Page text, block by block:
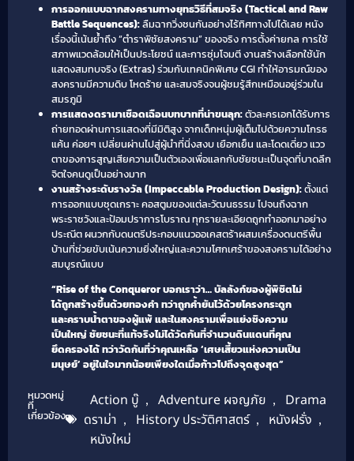
การออกแบบฉากสงครามทางยุทธวิธีที่สมจริง (Tactical and Raw
Battle Sequences):ลืมฉากวิ่งชนกันอย่างไร้ทิศทางไปได้เลย หนัง
เรื่องนี้เน้นย้ำถึง “ตำราพิชัยสงคราม” ของจริง การตั้งค่ายกล การใช้
สภาพแวดล้อมให้เป็นประโยชน์ และการซุ่มโจมตี งานสร้างเลือกใช้นัก
แสดงสมทบจริง (Extras) ร่วมกับเทคนิคพิเศษ CGI ทำให้อารมณ์ของ
สงครามมีความดิบ โหดร้าย และสมจริงจนผู้ชมรู้สึกเหมือนอยู่ร่วมใน
สมรภูมิ
การแสดงดรามาเชือดเฉือนบทบาทที่น่าขนลุก:ตัวละครเอกได้รับการ
ถ่ายทอดผ่านการแสดงที่มีมิติสูง จากเด็กหนุ่มผู้เต็มไปด้วยความโกรธ
แค้น ค่อยๆ เปลี่ยนผ่านไปสู่ผู้นำที่นิ่งสงบ เยือกเย็น และโดดเดี่ยว แวว
ตาของการสูญเสียความเป็นตัวเองเพื่อแลกกับชัยชนะเป็นจุดที่บาดลึก
จิตใจคนดูเป็นอย่างมาก
งานสร้างระดับรางวัล (Impeccable Production Design):ตั้งแต่
การออกแบบชุดเกราะ คอสตูมของแต่ละวัฒนธรรม ไปจนถึงฉาก
พระราชวังและป้อมปราการโบราณ ทุกรายละเอียดถูกทำออกมาอย่าง
ประณีต ผนวกกับดนตรีประกอบแนวออเคสตร้าผสมเครื่องดนตรีพื้น
บ้านที่ช่วยขับเน้นความยิ่งใหญ่และความโศกเศร้าของสงครามได้อย่าง
สมบูรณ์แบบ
“Rise of the Conqueror บอกเราว่า… บัลลังก์ของผู้พิชิตไม่
ได้ถูกสร้างขึ้นด้วยทองคำ ทว่าถูกค้ำยันไว้ด้วยโครงกระดูก
และคราบน้ำตาของผู้แพ้ และในสงครามเพื่อแย่งชิงความ
เป็นใหญ่ ชัยชนะที่แท้จริงไม่ได้วัดกันที่จำนวนดินแดนที่คุณ
ยึดครองได้ ทว่าวัดกันที่ว่าคุณเหลือ ‘เศษเสี้ยวแห่งความเป็น
มนุษย์’ อยู่ในใจมากน้อยเพียงใดเมื่อก้าวไปถึงจุดสูงสุด”
หมวดหมู่
ที่
เกี่ยวข้อง
Action บู๊ , Adventure ผจญภัย ,
Drama
ดราม่า , History ประวัติศาสตร์ , หนังฝรั่ง ,
หนังใหม่